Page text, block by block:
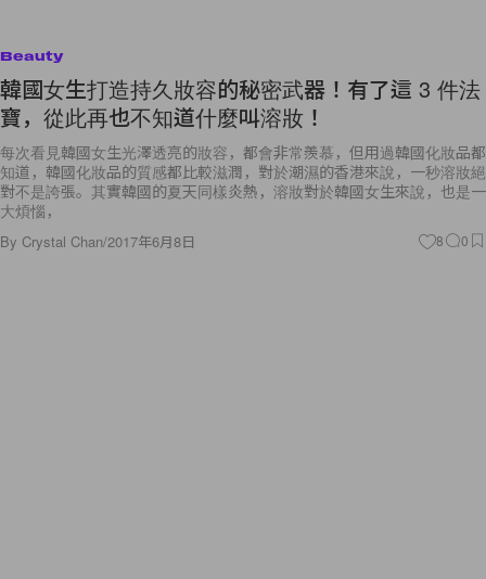
Beauty
韓國女生打造持久妝容的秘密武器！有了這 3 件法
寶，從此再也不知道什麼叫溶妝！
每次看見韓國女生光澤透亮的妝容，都會非常羨慕，但用過韓國化妝品都
知道，韓國化妝品的質感都比較滋潤，對於潮濕的香港來說，一秒溶妝絕
對不是誇張。其實韓國的夏天同樣炎熱，溶妝對於韓國女生來說，也是一
大煩惱，
By Crystal Chan/2017年6月8日 8 0